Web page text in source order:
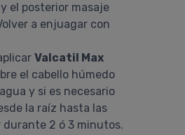
el posterior masaje
a enjuagar con
Valcatil Max
el cabello húmedo
y si es necesario
la raíz hasta las
2 ó 3 minutos.